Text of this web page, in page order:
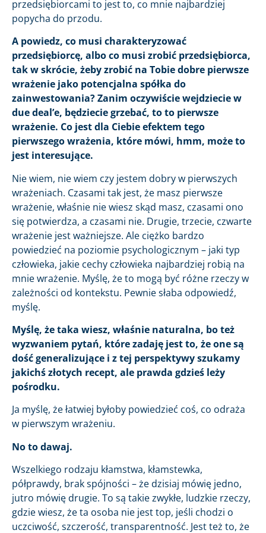
przedsiębiorcami to jest to, co mnie najbardziej
popycha do przodu.
A powiedz, co musi charakteryzować
przedsiębiorcę, albo co musi zrobić przedsiębiorca,
tak w skrócie, żeby zrobić na Tobie dobre pierwsze
wrażenie jako potencjalna spółka do
zainwestowania? Zanim oczywiście wejdziecie w
due deal’e, będziecie grzebać, to to pierwsze
wrażenie. Co jest dla Ciebie efektem tego
pierwszego wrażenia, które mówi, hmm, może to
jest interesujące.
Nie wiem, nie wiem czy jestem dobry w pierwszych
wrażeniach. Czasami tak jest, że masz pierwsze
wrażenie, właśnie nie wiesz skąd masz, czasami ono
się potwierdza, a czasami nie. Drugie, trzecie, czwarte
wrażenie jest ważniejsze. Ale ciężko bardzo
powiedzieć na poziomie psychologicznym – jaki typ
człowieka, jakie cechy człowieka najbardziej robią na
mnie wrażenie. Myślę, że to mogą być różne rzeczy w
zależności od kontekstu. Pewnie słaba odpowiedź,
myślę.
Myślę, że taka wiesz, właśnie naturalna, bo też
wyzwaniem pytań, które zadaję jest to, że one są
dość generalizujące i z tej perspektywy szukamy
jakichś złotych recept, ale prawda gdzieś leży
pośrodku.
Ja myślę, że łatwiej byłoby powiedzieć coś, co odraża
w pierwszym wrażeniu.
No to dawaj.
Wszelkiego rodzaju kłamstwa, kłamstewka,
półprawdy, brak spójności – że dzisiaj mówię jedno,
jutro mówię drugie. To są takie zwykłe, ludzkie rzeczy,
gdzie wiesz, że ta osoba nie jest top, jeśli chodzi o
uczciwość, szczerość, transparentność. Jest też to, że